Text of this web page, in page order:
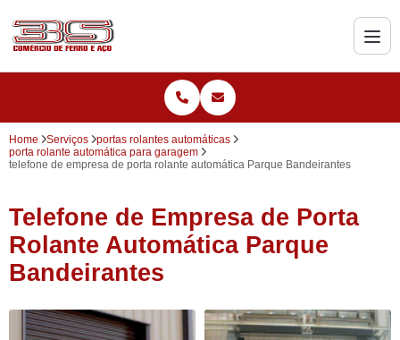
Home Serviços
portas rolantes automáticas
porta rolante automática para garagem
telefone de empresa de porta rolante automática Parque Bandeirantes
Telefone de Empresa de Porta
Rolante Automática Parque
Bandeirantes